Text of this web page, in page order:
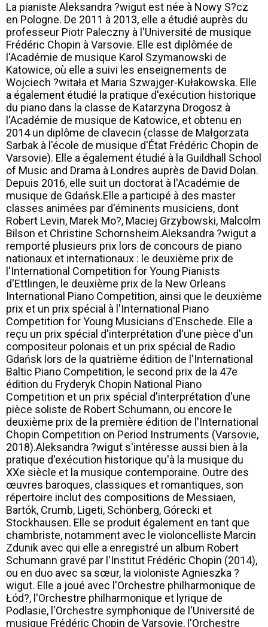
La pianiste Aleksandra ?wigut est née à Nowy S?cz
en Pologne. De 2011 à 2013, elle a étudié auprès du
professeur Piotr Paleczny à l'Université de musique
Frédéric Chopin à Varsovie. Elle est diplômée de
l'Académie de musique Karol Szymanowski de
Katowice, où elle a suivi les enseignements de
Wojciech ?witała et Maria Szwajger-Kułakowska. Elle
a également étudié la pratique d'exécution historique
du piano dans la classe de Katarzyna Drogosz à
l'Académie de musique de Katowice, et obtenu en
2014 un diplôme de clavecin (classe de Małgorzata
Sarbak à l'école de musique d'État Frédéric Chopin de
Varsovie). Elle a également étudié à la Guildhall School
of Music and Drama à Londres auprès de David Dolan.
Depuis 2016, elle suit un doctorat à l'Académie de
musique de Gdańsk.Elle a participé à des master
classes animées par d'éminents musiciens, dont
Robert Levin, Marek Mo?, Maciej Grzybowski, Malcolm
Bilson et Christine Schornsheim.Aleksandra ?wigut a
remporté plusieurs prix lors de concours de piano
nationaux et internationaux : le deuxième prix de
l'International Competition for Young Pianists
d'Ettlingen, le deuxième prix de la New Orleans
International Piano Competition, ainsi que le deuxième
prix et un prix spécial à l'International Piano
Competition for Young Musicians d'Enschede. Elle a
reçu un prix spécial d'interprétation d'une pièce d'un
compositeur polonais et un prix spécial de Radio
Gdańsk lors de la quatrième édition de l'International
Baltic Piano Competition, le second prix de la 47e
édition du Fryderyk Chopin National Piano
Competition et un prix spécial d'interprétation d'une
pièce soliste de Robert Schumann, ou encore le
deuxième prix de la première édition de l'International
Chopin Competition on Period Instruments (Varsovie,
2018).Aleksandra ?wigut s'intéresse aussi bien à la
pratique d'exécution historique qu'à la musique du
XXe siècle et la musique contemporaine. Outre des
œuvres baroques, classiques et romantiques, son
répertoire inclut des compositions de Messiaen,
Bartók, Crumb, Ligeti, Schönberg, Górecki et
Stockhausen. Elle se produit également en tant que
chambriste, notamment avec le violoncelliste Marcin
Zdunik avec qui elle a enregistré un album Robert
Schumann gravé par l'Institut Frédéric Chopin (2014),
ou en duo avec sa sœur, la violoniste Agnieszka ?
wigut. Elle a joué avec l'Orchestre philharmonique de
Łód?, l'Orchestre philharmonique et lyrique de
Podlasie, l'Orchestre symphonique de l'Université de
musique Frédéric Chopin de Varsovie, l'Orchestre